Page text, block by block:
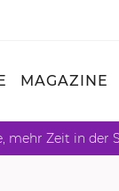
MAGAZINE
mehr Zeit in der